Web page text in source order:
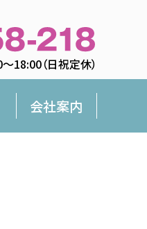
18:00（日祝定休）
会社案内